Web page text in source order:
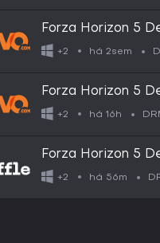
Forza Horizon 5
PC)
+2 há 2sem
Forza Horizon 5
(Xbox/One/
+2 há 16h
Forza Horizon 5
Xbox Series X|S)
+2 há 56m